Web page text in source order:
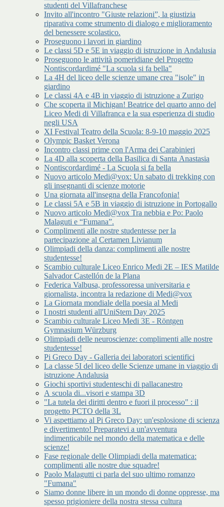
studenti del Villafranchese
Invito all'incontro "Giuste relazioni”, la giustizia
riparativa come strumento di dialogo e miglioramento
del benessere scolastico.
Proseguono i lavori in giardino
Le classi 5D e 5E in viaggio di istruzione in Andalusia
Proseguono le attività pomeridiane del Progetto
Nontiscordardimé "La scuola si fa bella"
La 4H del liceo delle scienze umane crea "isole" in
giardino
Le classi 4A e 4B in viaggio di istruzione a Zurigo
Che scoperta il Michigan! Beatrice del quarto anno del
Liceo Medi di Villafranca e la sua esperienza di studio
negli USA
XI Festival Teatro della Scuola: 8-9-10 maggio 2025
Olympic Basket Verona
Incontro classi prime con l'Arma dei Carabinieri
La 4D alla scoperta della Basilica di Santa Anastasia
Nontiscordardimé - La Scuola si fa bella
Nuovo articolo Medi@vox: Un sabato di trekking con
gli insegnanti di scienze motorie
Una giornata all'insegna della Francofonia!
Le classi 5A e 5B in viaggio di istruzione in Portogallo
Nuovo articolo Medi@vox Tra nebbia e Po: Paolo
Malaguti e “Fumana”.
Complimenti alle nostre studentesse per la
partecipazione al Certamen Livianum
Olimpiadi della danza: complimenti alle nostre
studentesse!
Scambio culturale Liceo Enrico Medi 2E – IES Matilde
Salvador Castellón de la Plana
Federica Valbusa, professoressa universitaria e
giornalista, incontra la redazione di Medi@vox
La Giornata mondiale della poesia al Medi
I nostri studenti all'UniStem Day 2025
Scambio culturale Liceo Medi 3E - Röntgen
Gymnasium Würzburg
Olimpiadi delle neuroscienze: complimenti alle nostre
studentesse!
Pi Greco Day - Galleria dei laboratori scientifici
La classe 5I del liceo delle Scienze umane in viaggio di
istruzione Andalusia
Giochi sportivi studenteschi di pallacanestro
A scuola di...visori e stampa 3D
"La tutela dei diritti dentro e fuori il processo" : il
progetto PCTO della 3L
Vi aspettiamo al Pi Greco Day: un'esplosione di scienza
e divertimento! Preparatevi a un'avventura
indimenticabile nel mondo della matematica e delle
scienze!
Fase regionale delle Olimpiadi della matematica:
complimenti alle nostre due squadre!
Paolo Malagutti ci parla del suo ultimo romanzo
"Fumana"
Siamo donne libere in un mondo di donne oppresse, ma
spesso prigioniere della nostra stessa cultura